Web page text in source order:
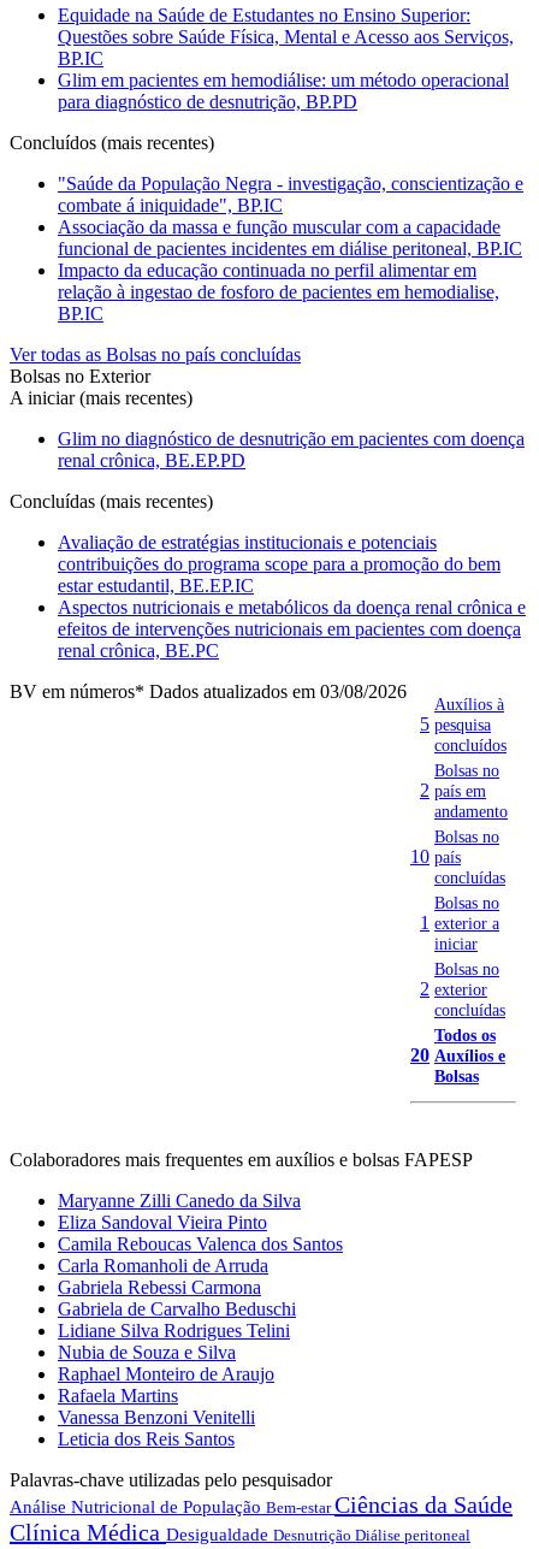
Equidade na Saúde de Estudantes no Ensino Superior:
Questões sobre Saúde Física, Mental e Acesso aos Serviços,
BP.IC
Glim em pacientes em hemodiálise: um método operacional
para diagnóstico de desnutrição, BP.PD
Concluídos (mais recentes)
"Saúde da População Negra - investigação, conscientização e
combate á iniquidade", BP.IC
Associação da massa e função muscular com a capacidade
funcional de pacientes incidentes em diálise peritoneal, BP.IC
Impacto da educação continuada no perfil alimentar em
relação à ingestao de fosforo de pacientes em hemodialise,
BP.IC
Ver todas as Bolsas no país concluídas
Bolsas no Exterior
A iniciar (mais recentes)
Glim no diagnóstico de desnutrição em pacientes com doença
renal crônica, BE.EP.PD
Concluídas (mais recentes)
Avaliação de estratégias institucionais e potenciais
contribuições do programa scope para a promoção do bem
estar estudantil, BE.EP.IC
Aspectos nutricionais e metabólicos da doença renal crônica e
efeitos de intervenções nutricionais em pacientes com doença
renal crônica, BE.PC
BV em números* Dados atualizados em 03/08/2026
5
Auxílios à
pesquisa
concluídos
2
Bolsas no
país em
andamento
10
Bolsas no
país
concluídas
1
Bolsas no
exterior a
iniciar
2
Bolsas no
exterior
concluídas
20
Todos os
Auxílios e
Bolsas
Colaboradores mais frequentes em auxílios e bolsas FAPESP
Maryanne Zilli Canedo da Silva
Eliza Sandoval Vieira Pinto
Camila Reboucas Valenca dos Santos
Carla Romanholi de Arruda
Gabriela Rebessi Carmona
Gabriela de Carvalho Beduschi
Lidiane Silva Rodrigues Telini
Nubia de Souza e Silva
Raphael Monteiro de Araujo
Rafaela Martins
Vanessa Benzoni Venitelli
Leticia dos Reis Santos
Palavras-chave utilizadas pelo pesquisador
Análise Nutricional de População Bem-estarCiências da Saúde
Clínica Médica Desigualdade Desnutrição Diálise peritoneal